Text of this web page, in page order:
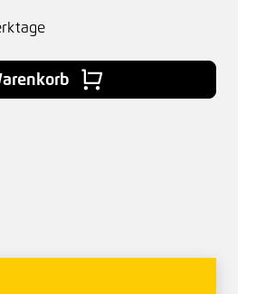
Wert ein oder